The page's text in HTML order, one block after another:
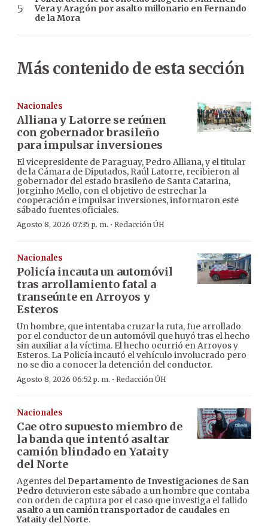
Vera y Aragón por asalto millonario en Fernando
de la Mora
Más contenido de esta sección
Nacionales
Alliana y Latorre se reúnen
con gobernador brasileño
para impulsar inversiones
El vicepresidente de Paraguay, Pedro Alliana, y el titular
de la Cámara de Diputados, Raúl Latorre, recibieron al
gobernador del estado brasileño de Santa Catarina,
Jorginho Mello, con el objetivo de estrechar la
cooperación e impulsar inversiones, informaron este
sábado fuentes oficiales.
Agosto 8, 2026 07:35 p. m. · Redacción ÚH
Nacionales
Policía incauta un automóvil
tras arrollamiento fatal a
transeúnte en Arroyos y
Esteros
Un hombre, que intentaba cruzar la ruta, fue arrollado
por el conductor de un automóvil que huyó tras el hecho
sin auxiliar a la víctima. El hecho ocurrió en Arroyos y
Esteros. La Policía incautó el vehículo involucrado pero
no se dio a conocer la detención del conductor.
Agosto 8, 2026 06:52 p. m. · Redacción ÚH
Nacionales
Cae otro supuesto miembro de
la banda que intentó asaltar
camión blindado en Yataity
del Norte
Agentes del Departamento de Investigaciones de San
Pedro detuvieron este sábado a un hombre que contaba
con orden de captura por el caso que investiga el fallido
asalto a un camión transportador de caudales en
Yataity del Norte.